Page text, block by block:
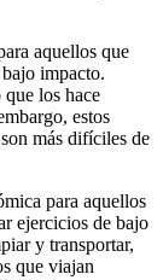
aquellos que
impacto.
los hace
estos
más difíciles de
para aquellos
ejercicios de bajo
y transportar,
que viajan